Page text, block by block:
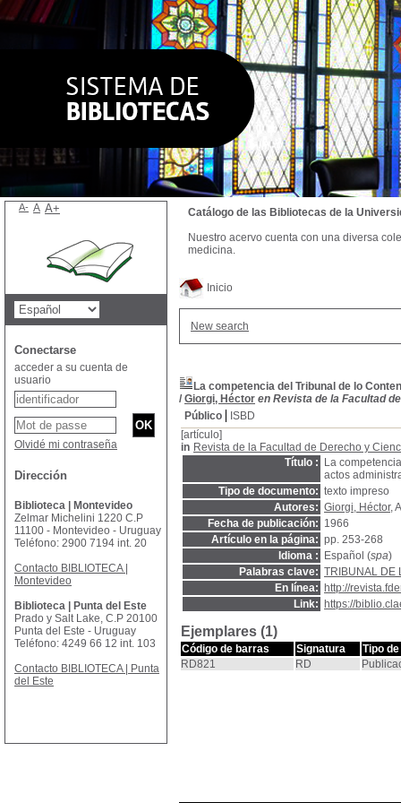
Inicio
New search
La competencia del Tribunal de lo
/ Giorgi, Héctor en Revista de la Facultad
Público
ISBD
[artículo]
in Revista de la Facultad de Derecho y
Título :
La
actos
Tipo de documento: texto impreso
Autores: Giorgi, Héctor,
Fecha de publicación: 1966
Artículo en la página: pp. 253-268
Idioma :
Español (spa)
Palabras clave: TRIBUNAL DE
En línea:
http://
Link:
https://
Ejemplares (1)
Código de barras Signatura
Tipo
RD821
RD
Catálogo de las Bibliotecas de la
Nuestro acervo cuenta con una diversa
medicina.
A- A A+
Conectarse
acceder a su cuenta de
usuario
Olvidé mi contraseña
Dirección
Biblioteca | Montevideo
Zelmar Michelini 1220 C.P
11100 - Montevideo - Uruguay
Teléfono: 2900 7194 int. 20
Contacto BIBLIOTECA |
Montevideo
Biblioteca | Punta del Este
Prado y Salt Lake, C.P 20100
Punta del Este - Uruguay
Teléfono: 4249 66 12 int. 103
Contacto BIBLIOTECA | Punta
del Este